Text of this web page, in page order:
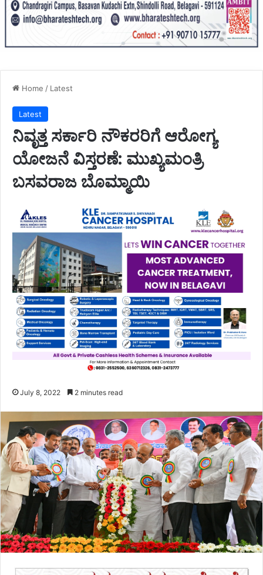
Home / Latest
Latest
ನಿವೃತ್ತ ಸರ್ಕಾರಿ ನೌಕರರಿಗೆ ಆರೋಗ್ಯ
ಯೋಜನೆ ವಿಸ್ತರಣೆ: ಮುಖ್ಯಮಂತ್ರಿ
ಬಸವರಾಜ ಬೊಮ್ಮಾಯಿ
July 8, 2022 2 minutes read